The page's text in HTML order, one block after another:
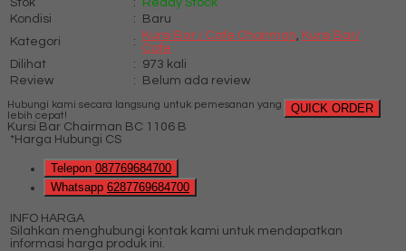
Kondisi
:
Baru
Kategori
: Kursi Bar / Cafe Chairman Kursi Bar/
Cafe
Dilihat
:
973 kali
Review
: Belum ada review
QUICK ORDER
Hubungi kami secara langsung untuk pemesanan yang
lebih cepat!
Kursi Bar Chairman BC 1106 B
*Harga Hubungi CS
Telepon 087769684700
Whatsapp 6287769684700
INFO HARGA
Silahkan menghubungi kontak kami untuk mendapatkan
informasi harga produk ini.